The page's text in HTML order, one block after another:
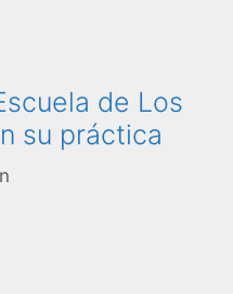
de Los
su práctica